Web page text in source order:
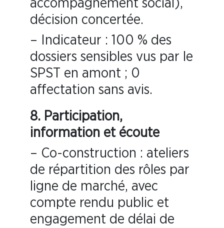
accompagnement social),
décision concertée.
– Indicateur : 100 % des
dossiers sensibles vus par le
SPST en amont ; 0
affectation sans avis.
8. Participation,
information et écoute
– Co-construction : ateliers
de répartition des rôles par
ligne de marché, avec
compte rendu public et
engagement de délai de